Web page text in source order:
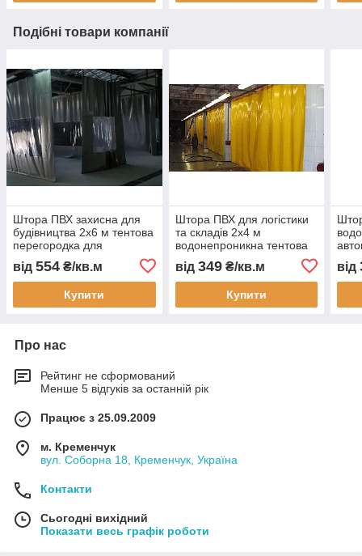
Подібні товари компанії
Штора ПВХ захисна для
будівництва 2x6 м тентова
перегородка для
цеху водонепроникна
захист обладнання
від 554 ₴/кв.м
Купити
Штора ПВХ для логістики
та складів 2x4 м
водонепроникна тентова
автомийки цеху складу
захист обладнання
від 349₴/кв.м
Купити
від
Про нас
Рейтинг не сформований
Менше 5 відгуків за останній рік
Працює з 25.09.2009
м. Кременчук
вул. Соборна 18, Кременчук, Україна
Контакти
Сьогодні вихідний
Показати весь графік роботи